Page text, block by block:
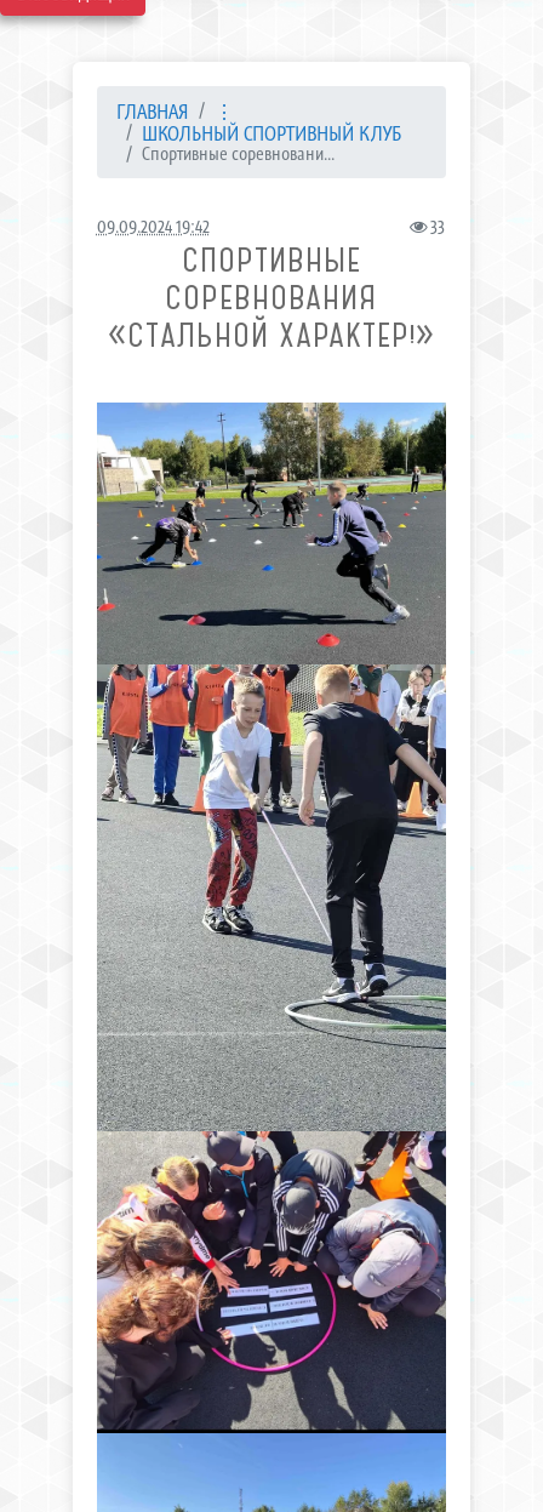
ГЛАВНАЯ
⋮
ШКОЛЬНЫЙ СПОРТИВНЫЙ КЛУБ
Спортивные соревновани...
09.09.2024 19:42 33
СПОРТИВНЫЕ
СОРЕВНОВАНИЯ
«СТАЛЬНОЙ ХАРАКТЕР!»